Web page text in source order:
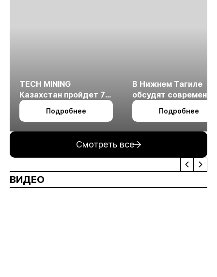
TECH MINING
Казахстан пройдет 7
октября в Алматы
Подробнее
В Нижнем Тагиле
обсудят
технологии
измельчения
Подробнее
Смотреть все
ВИДЕО